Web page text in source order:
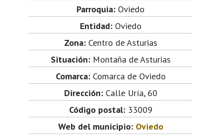
Parroquia: Oviedo
Entidad:Oviedo
Zona:Centro de Asturias
Situación:Montaña de Asturias
Comarca:Comarca de Oviedo
Dirección:Calle Uría, 60
Código postal:33009
Web del municipio: Oviedo